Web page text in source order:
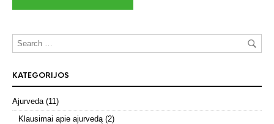
KATEGORIJOS
Ajurveda (11)
Klausimai apie ajurvedą (2)